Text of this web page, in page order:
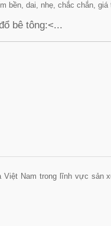
bền, dai, nhẹ, chắc chắn,
bê tông:<...
Nam trong lĩnh vực sản